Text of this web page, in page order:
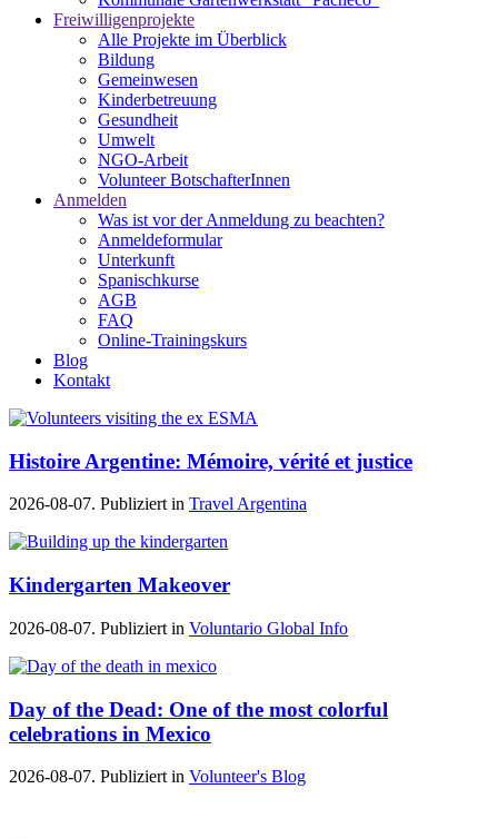
Freiwilligenprojekte
Alle Projekte im Überblick
Bildung
Gemeinwesen
Kinderbetreuung
Gesundheit
Umwelt
NGO-Arbeit
Volunteer BotschafterInnen
Anmelden
Was ist vor der Anmeldung zu beachten?
Anmeldeformular
Unterkunft
Spanischkurse
AGB
FAQ
Online-Trainingskurs
Blog
Kontakt
Histoire Argentine: Mémoire, vérité et justice
2026-08-07. Publiziert in Travel Argentina
Kindergarten Makeover
2026-08-07. Publiziert in Voluntario Global Info
Day of the Dead: One of the most colorful
celebrations in Mexico
2026-08-07. Publiziert in Volunteer's Blog